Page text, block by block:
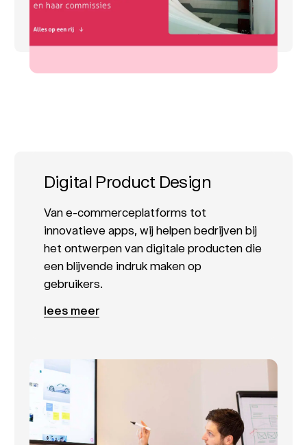
Digital Product Design
Van e-commerceplatforms tot
innovatieve apps, wij helpen bedrijven bij
het ontwerpen van digitale producten die
een blijvende indruk maken op
gebruikers.
lees meer